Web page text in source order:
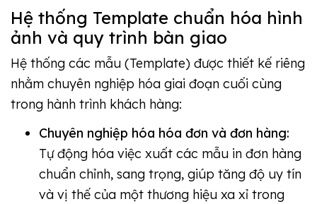
Hệ thống Template chuẩn hóa hình
ảnh và quy trình bàn giao
Hệ thống các mẫu (Template) được thiết kế riêng
nhằm chuyên nghiệp hóa giai đoạn cuối cùng
trong hành trình khách hàng:
Chuyên nghiệp hóa hóa đơn và đơn hàng:
Tự động hóa việc xuất các mẫu in đơn hàng
chuẩn chỉnh, sang trọng, giúp tăng độ uy tín
và vị thế của một thương hiệu xa xỉ trong